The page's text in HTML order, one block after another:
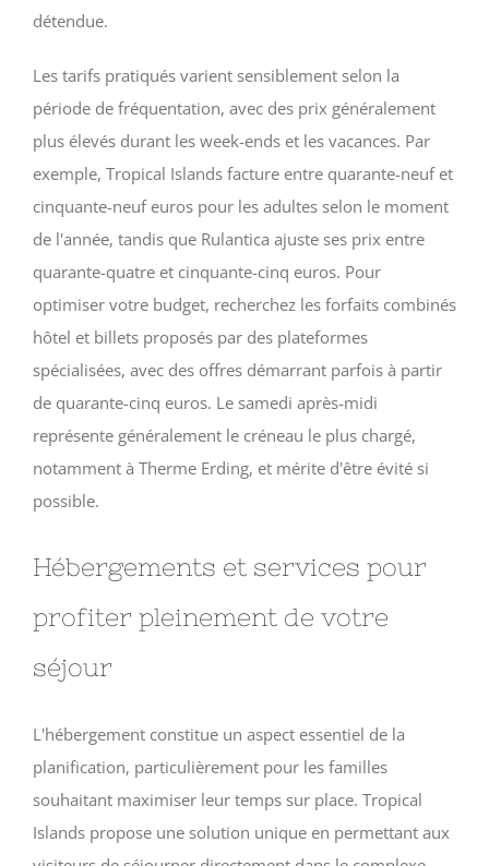
détendue.
Les tarifs pratiqués varient sensiblement selon la
période de fréquentation, avec des prix généralement
plus élevés durant les week-ends et les vacances. Par
exemple, Tropical Islands facture entre quarante-neuf et
cinquante-neuf euros pour les adultes selon le moment
de l'année, tandis que Rulantica ajuste ses prix entre
quarante-quatre et cinquante-cinq euros. Pour
optimiser votre budget, recherchez les forfaits combinés
hôtel et billets proposés par des plateformes
spécialisées, avec des offres démarrant parfois à partir
de quarante-cinq euros. Le samedi après-midi
représente généralement le créneau le plus chargé,
notamment à Therme Erding, et mérite d'être évité si
possible.
Hébergements et services pour
profiter pleinement de votre
séjour
L'hébergement constitue un aspect essentiel de la
planification, particulièrement pour les familles
souhaitant maximiser leur temps sur place. Tropical
Islands propose une solution unique en permettant aux